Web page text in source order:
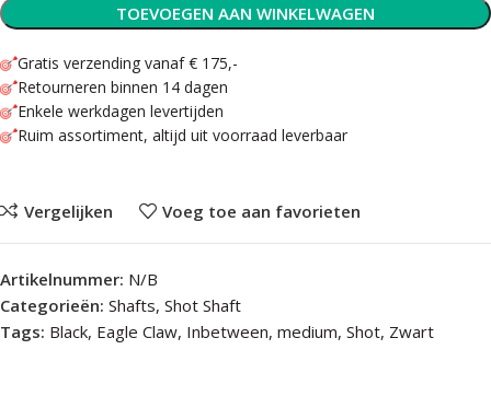
TOEVOEGEN AAN WINKELWAGEN
Gratis verzending vanaf € 175,-
Retourneren binnen 14 dagen
Enkele werkdagen levertijden
Ruim assortiment, altijd uit voorraad leverbaar
Vergelijken Voeg toe aan favorieten
Artikelnummer: N/B
Categorieën: Shafts, Shot Shaft
Tags: Black, Eagle Claw, Inbetween, medium, Shot, Zwart